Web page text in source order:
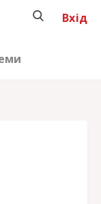
Вхід